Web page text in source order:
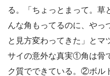
る。「ちょっとまって。草
んな角もってるのに、やっ
と見方変わってきた」とマ
サイの意外な真実①角は骨
ク質でできている。②ボル